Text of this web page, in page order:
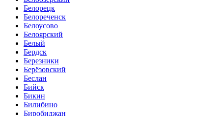
Белорецк
Белореченск
Белоусово
Белоярский
Белый
Бердск
Березники
Берёзовский
Беслан
Бийск
Бикин
Билибино
Биробиджан